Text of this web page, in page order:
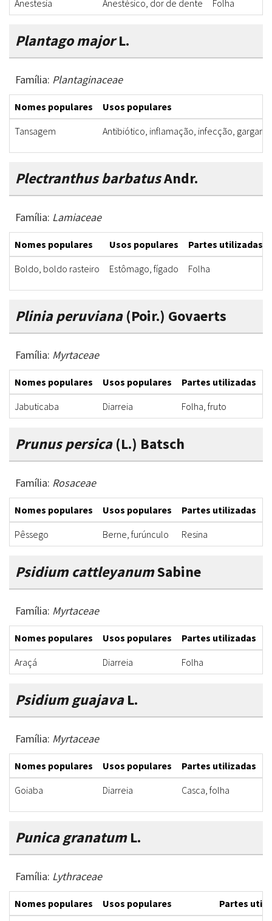
Anestesia Anestésico, dor de dente Folha
Plantago majorL.
Família: Plantaginaceae
Nomes populares
Usos populares
Tansagem
Antibiótico, inflamação, infecção, garganta
Plectranthus barbatusAndr.
Família: Lamiaceae
Nomes populares Usos populares
Partes utilizadas
Boldo, boldo rasteiro
Estômago, fígado Folha
Plinia peruviana(Poir.) Govaerts
Família: Myrtaceae
Nomes populares Usos populares Partes utilizadas
Jabuticaba
Diarreia Folha, fruto
Prunus persica(L.) Batsch
Família: Rosaceae
Nomes populares Usos populares Partes utilizadas
Pêssego
Berne, furúnculo Resina
Psidium cattleyanumSabine
Família: Myrtaceae
Nomes populares Usos populares Partes utilizadas
Araçá
Diarreia Folha
Psidium guajavaL.
Família: Myrtaceae
Nomes populares Usos populares Partes utilizadas
Goiaba
Diarreia Casca, folha
Punica granatumL.
Família: Lythraceae
Nomes populares Usos populares
Partes